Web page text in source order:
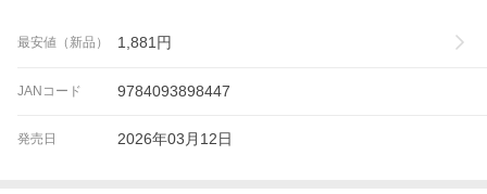
最安値（新品） 1,881 円
JANコード 9784093898447
発売日 2026年03月12日